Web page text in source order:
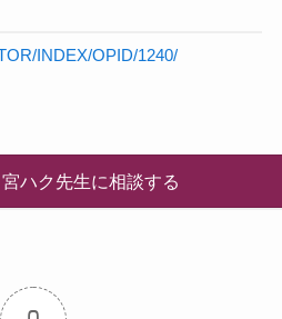
INDEX/OPID/1240/
ハク先生に相談する